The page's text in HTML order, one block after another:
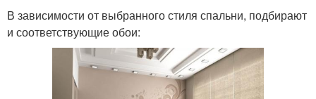
В зависимости от выбранного стиля спальни, подбирают
и соответствующие обои: